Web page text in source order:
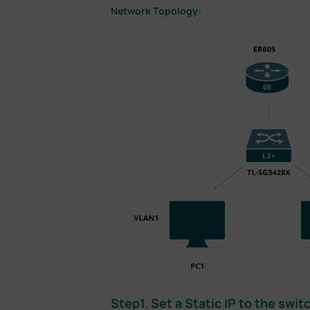
Network Topology:
Step1. Set a Static IP to the